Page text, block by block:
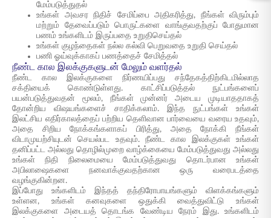
மேம்படுத்துதல்
உங்கள் அவசர நிதிச் சேமிப்பை அதிகரித்து, நீங்கள் விரும்பும்
மற்றும் தேவைப்படும் பொருட்களை வாங்குவதற்குப் போதுமான
பணம் உங்களிடம் இருப்பதை உறுதிசெய்தல்
உங்கள் குழந்தைகள் நல்ல கல்வி பெறுவதை உறுதி செய்தல்
பணி ஓய்வுக்காகப் பணத்தைச் சேமித்தல்
நீண்ட கால இலக்குகளுடன் மேலும் வளர்தல்
நீண்ட கால இலக்குகளை நிர்ணயிப்பது சந்தேகத்திற்கிடமில்லாத
சக்தியைக் கொண்டுள்ளது. காட்சிப்படுத்தல் நுட்பங்களைப்
பயன்படுத்துவதன் மூலம், நீங்கள் முன்னர் அடைய முடியாததாகத்
தோன்றிய விஷயங்களைச் சாதிக்கலாம். இந்த நுட்பங்கள் உங்கள்
இலட்சிய எதிர்காலத்தைப் பற்றிய தெளிவான பார்வையை வரைய உதவும்,
அதை சிறிய நோக்கங்களாகப் பிரித்து, அதை நோக்கி நீங்கள்
விடாமுயற்சியுடன் செயல்பட உதவும். நீண்ட கால இலக்குகள் உங்கள்
தனிப்பட்ட அல்லது தொழில்முறை வாழ்க்கையை மேம்படுத்துவது அல்லது
உங்கள் நிதி நிலைமையை மேம்படுத்துவது தொடர்பான உங்கள்
அபிலாஷைகளை நனவாக்குவதற்கான ஒரு வரைபடத்தை
வழங்குகின்றன.
இப்போது உங்களிடம் இந்தத் தந்திரோபாயங்களும் விளக்கங்களும்
உள்ளன, உங்கள் கனவுகளை ஒதுக்கி வைத்துவிட்டு உங்கள்
இலக்குகளை அடையத் தொடங்க வேண்டிய நேரம் இது. உங்களிடம்